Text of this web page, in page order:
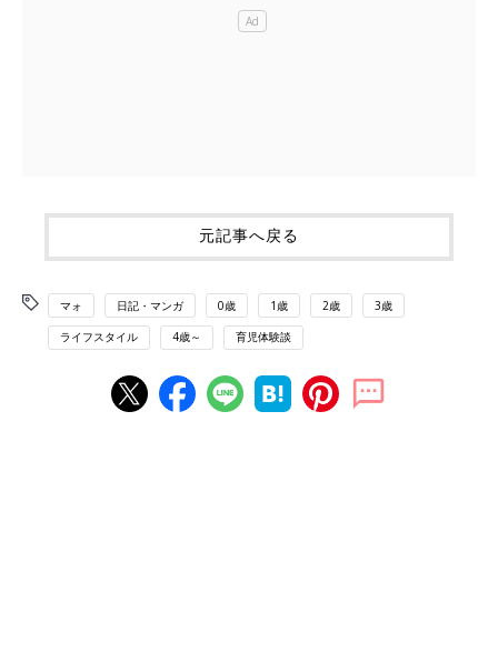
元記事へ戻る
マォ 日記・マンガ 0歳 1歳 2歳 3歳
ライフスタイル 4歳～ 育児体験談